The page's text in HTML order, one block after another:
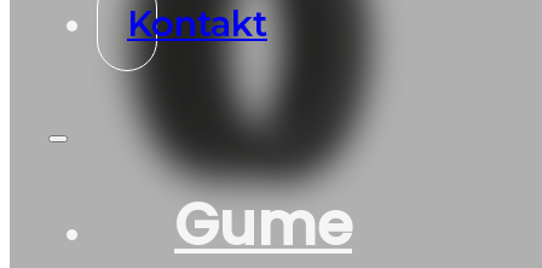
Kontakt
Gume